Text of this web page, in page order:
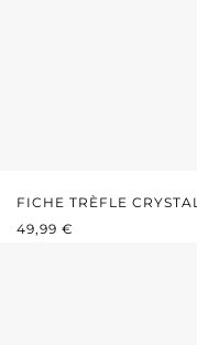
FICHE TRÈFLE CRYSTAL
PRIX RÉGULIER :
49,99 €